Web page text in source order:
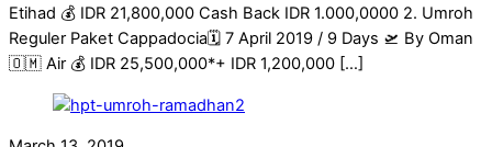
Etihad 💰 IDR 21,800,000 Cash Back IDR 1.000,0000 2. Umroh
Reguler Paket Cappadocia🗓 7 April 2019 / 9 Days 🛫 By Oman
🇴🇲 Air 💰 IDR 25,500,000*+ IDR 1,200,000 […]